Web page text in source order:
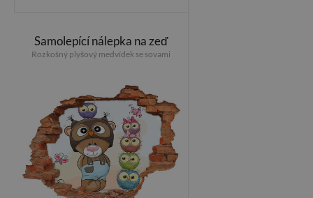
Samolepící nálepka na zeď
Rozkošný plyšový medvídek se sovami